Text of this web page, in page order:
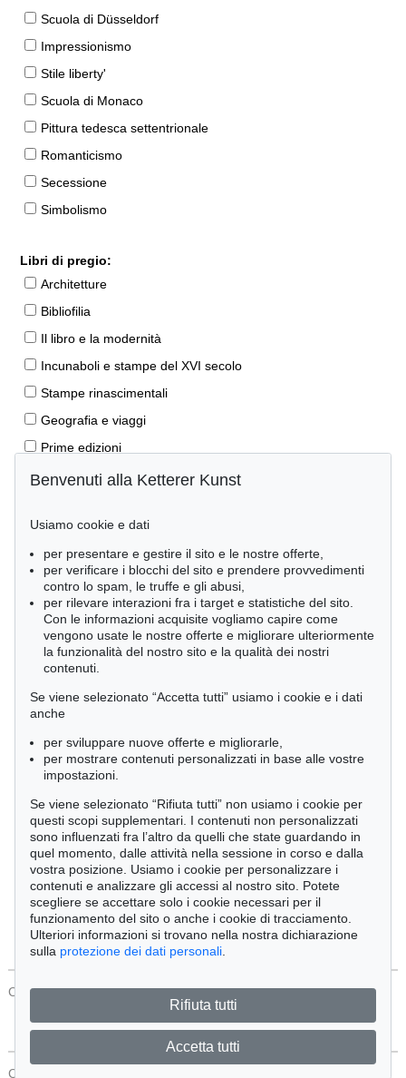
Scuola di Düsseldorf
Impressionismo
Stile liberty'
Scuola di Monaco
Pittura tedesca settentrionale
Romanticismo
Secessione
Simbolismo
Libri di pregio:
Architetture
Bibliofilia
Il libro e la modernità
Incunaboli e stampe del XVI secolo
Stampe rinascimentali
Geografia e viaggi
Prime edizioni
Manoscritti antichi
Libri per bambini
Lifestyle
Pietre miliari delle scienze naturali
Letteratura classica
Economia e diritto
Meraviglie della natura
Cimelia
Ordine:
Tutti gli oggetti
Solo offerte attuali
Solo oggetti venduti
Cerca
CONTATTI Protezione Dei Dati
CONTATTI
Benvenuti alla Ketterer Kunst
Usiamo cookie e dati
per presentare e gestire il sito e le nostre offerte,
per verificare i blocchi del sito e prendere provvedimenti
contro lo spam, le truffe e gli abusi,
per rilevare interazioni fra i target e statistiche del sito.
Con le informazioni acquisite vogliamo capire come
vengono usate le nostre offerte e migliorare ulteriormente
la funzionalità del nostro sito e la qualità dei nostri
contenuti.
Se viene selezionato “Accetta tutti” usiamo i cookie e i dati
anche
per sviluppare nuove offerte e migliorarle,
per mostrare contenuti personalizzati in base alle vostre
impostazioni.
Se viene selezionato “Rifiuta tutti” non usiamo i cookie per
questi scopi supplementari. I contenuti non personalizzati
sono influenzati fra l’altro da quelli che state guardando in
quel momento, dalle attività nella sessione in corso e dalla
vostra posizione. Usiamo i cookie per personalizzare i
contenuti e analizzare gli accessi al nostro sito. Potete
scegliere se accettare solo i cookie necessari per il
funzionamento del sito o anche i cookie di tracciamento.
Ulteriori informazioni si trovano nella nostra dichiarazione
sulla protezione dei dati personali
Rifiuta tutti
Accetta tutti